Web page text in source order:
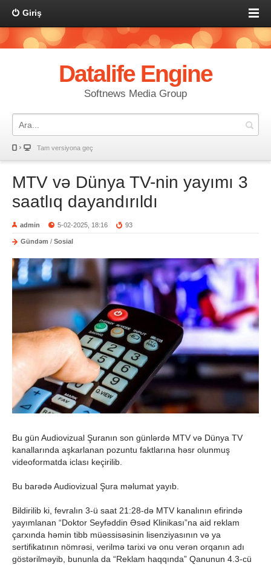
Giriş
Datalife Engine
Softnews Media Group
Tam versiyona geç
MTV və Dünya TV-nin yayımı 3
saatlıq dayandırıldı
admin 5-02-2025, 18:16 93
Gündəm / Sosial
Bu gün Audiovizual Şuranın son günlərdə MTV və Dünya TV
kanallarında aşkarlanan pozuntu faktlarına həsr olunmuş
videoformatda iclası keçirilib.
Bu barədə Audiovizual Şura məlumat yayıb.
Bildirilib ki, fevralın 3-ü saat 21:28-də MTV kanalının efirində
yayımlanan “Doktor Seyfəddin Əsəd Klinikası”na aid reklam
çarxında həmin tibb müəssisəsinin lisenziyasının və ya
sertifikatının nömrəsi, verilmə tarixi və onu verən orqanın adı
göstərilməyib, bununla da “Reklam haqqında” Qanunun 4.3-cü